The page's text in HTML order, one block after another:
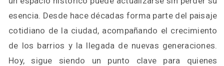
esencia. Desde hace décadas forma parte del paisaje
cotidiano de la ciudad, acompañando el crecimiento
de los barrios y la llegada de nuevas generaciones.
Hoy, sigue siendo un punto clave para quienes